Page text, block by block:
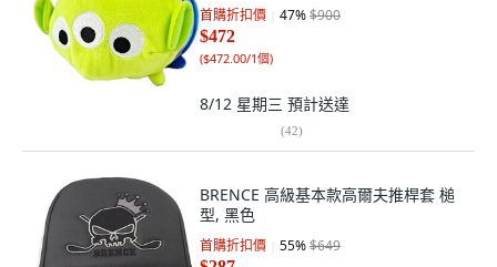
首購折扣價 47%$900
$472
($472.00/1個)
8/12 星期三 預計送達
(42)
BRENCE 高級基本款高爾夫推桿套 槌
型, 黑色
首購折扣價 55%$649